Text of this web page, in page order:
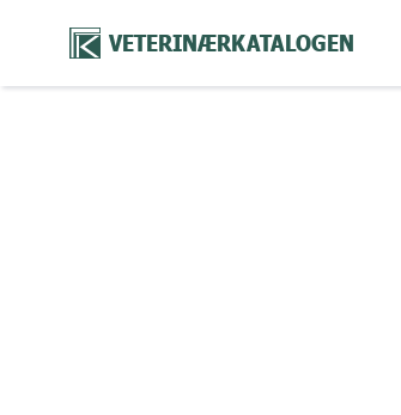
VETERINÆRKATALOGEN